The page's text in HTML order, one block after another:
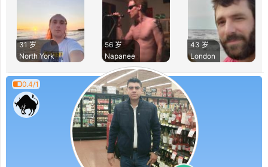
31 岁
North York
56 岁
Napanee
43 岁
London
0.4/1